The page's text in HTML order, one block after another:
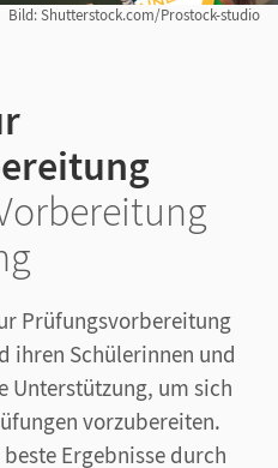
Bild: Shutterstock.com/Prostock-studio
Prüfungsvorbereitung
ihren Schülerinnen und
Unterstützung, um sich
vorzubereiten.
Ergebnisse durch